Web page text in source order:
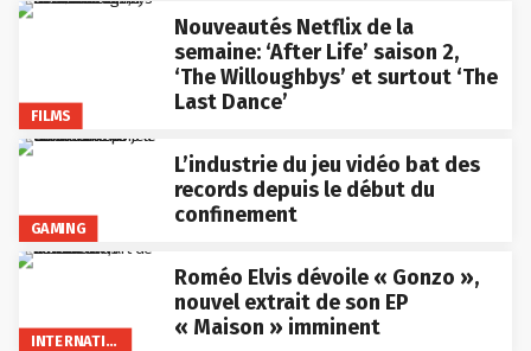
FILMS
Nouveautés Netflix de la
semaine: ‘After Life’ saison 2,
‘The Willoughbys’ et surtout ‘The
Last Dance’
GAMING
L’industrie du jeu vidéo bat des
records depuis le début du
confinement
INTERNATIONAL
Roméo Elvis dévoile « Gonzo »,
nouvel extrait de son EP
« Maison » imminent